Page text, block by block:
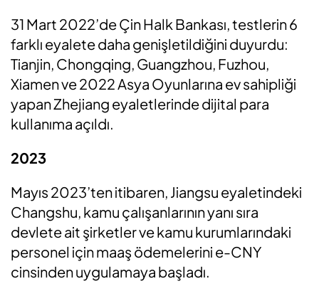
31 Mart 2022’de Çin Halk Bankası, testlerin 6
farklı eyalete daha genişletildiğini duyurdu:
Tianjin, Chongqing, Guangzhou, Fuzhou,
Xiamen ve 2022 Asya Oyunlarına ev sahipliği
yapan Zhejiang eyaletlerinde dijital para
kullanıma açıldı.
2023
Mayıs 2023’ten itibaren, Jiangsu eyaletindeki
Changshu, kamu çalışanlarının yanı sıra
devlete ait şirketler ve kamu kurumlarındaki
personel için maaş ödemelerini e-CNY
cinsinden uygulamaya başladı.